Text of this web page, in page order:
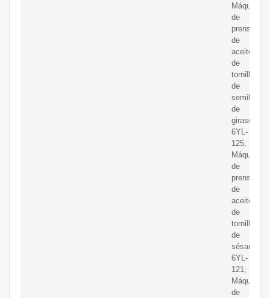
Máquina
de
prensado
de
aceite
de
tornillo
de
semilla
de
girasol
6YL-
125;
Máquina
de
prensado
de
aceite
de
tornillo
de
sésamo
6YL-
121;
Máquina
de